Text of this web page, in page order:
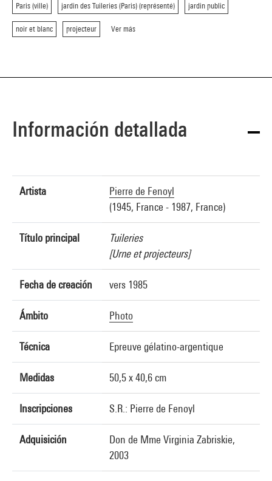
Paris (ville) jardin des Tuileries (Paris) (représenté) jardin public
noir et blanc projecteur Ver más
Información detallada
Artista
Pierre de Fenoyl
(1945, France - 1987, France)
Título principal
Tuileries
[Urne et projecteurs]
Fecha de creación vers 1985
Ámbito Photo
Técnica Epreuve gélatino-argentique
Medidas 50,5 x 40,6 cm
Inscripciones S.R.: Pierre de Fenoyl
Adquisición
Don de Mme Virginia Zabriskie,
2003